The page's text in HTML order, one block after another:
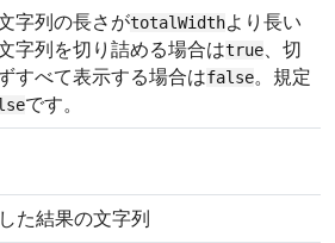
字列の長さがtotalWidthより長い
字列を切り詰める場合はtrue、切
すべて表示する場合はfalse。規定
です。
た結果の文字列